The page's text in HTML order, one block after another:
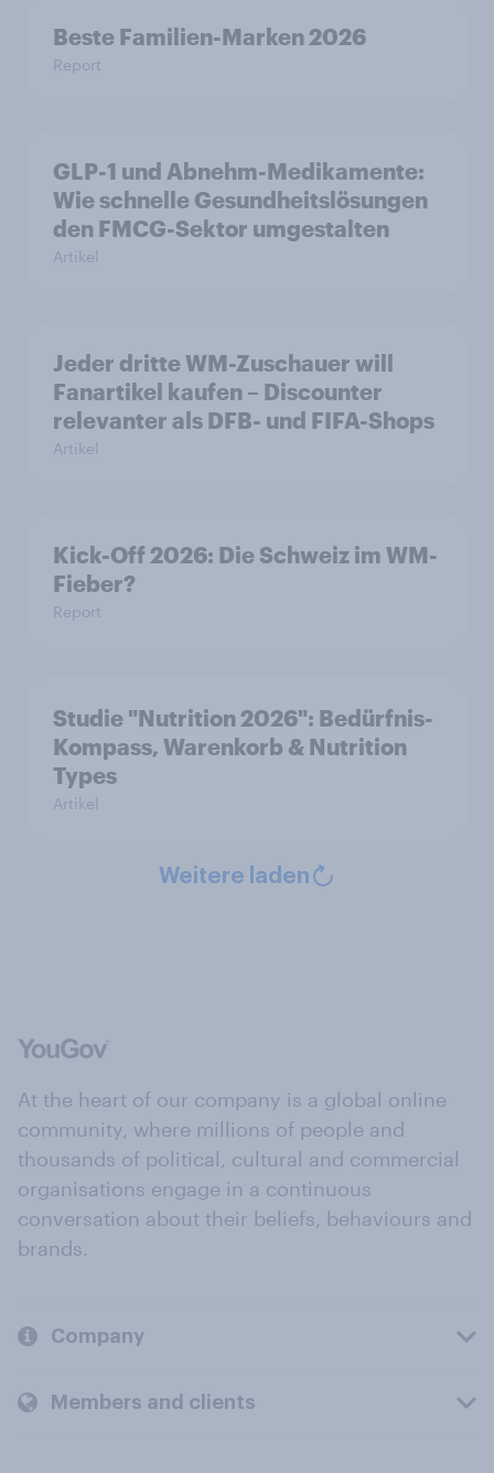
Beste Familien-Marken 2026
Report
GLP-1 und Abnehm-Medikamente:
Wie schnelle Gesundheitslösungen
den FMCG-Sektor umgestalten
Artikel
Jeder dritte WM-Zuschauer will
Fanartikel kaufen – Discounter
relevanter als DFB- und FIFA-Shops
Artikel
Kick-Off 2026: Die Schweiz im WM-
Fieber?​
Report
Studie "Nutrition 2026": Bedürfnis-
Kompass, Warenkorb & Nutrition
Types
Artikel
Weitere laden
At the heart of our company is a global online
community, where millions of people and
thousands of political, cultural and commercial
organisations engage in a continuous
conversation about their beliefs, behaviours and
brands.
Company
Members and clients